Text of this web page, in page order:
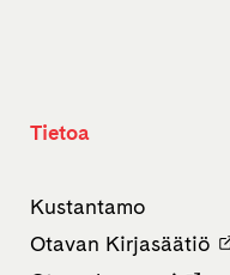
Tietoa
Kustantamo
Otavan Kirjasäätiö